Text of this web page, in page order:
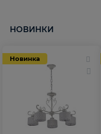
НОВИНКИ
Новинка